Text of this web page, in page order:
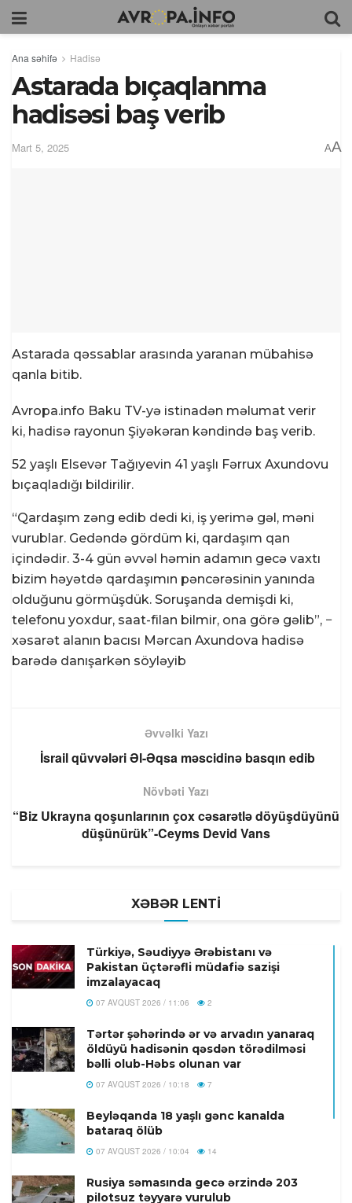
Ana səhifə Hadisə
Astarada bıçaqlanma
hadisəsi baş verib
Mart 5, 2025 AA
Astarada qəssablar arasında yaranan mübahisə
qanla bitib.
Avropa.info Baku TV-yə istinadən məlumat verir
ki, hadisə rayonun Şiyəkəran kəndində baş verib.
52 yaşlı Elsevər Tağıyevin 41 yaşlı Fərrux Axundovu
bıçaqladığı bildirilir.
“Qardaşım zəng edib dedi ki, iş yerimə gəl, məni
vurublar. Gedəndə gördüm ki, qardaşım qan
içindədir. 3-4 gün əvvəl həmin adamın gecə vaxtı
bizim həyətdə qardaşımın pəncərəsinin yanında
olduğunu görmüşdük. Soruşanda demişdi ki,
telefonu yoxdur, saat-filan bilmir, ona görə gəlib”, −
xəsarət alanın bacısı Mərcan Axundova hadisə
barədə danışarkən söyləyib
Əvvəlki Yazı
İsrail qüvvələri Əl-Əqsa məscidinə basqın edib
Növbəti Yazı
“Biz Ukrayna qoşunlarının çox cəsarətlə döyüşdüyünü
düşünürük”-Ceyms Devid Vans
XƏBƏR LENTİ
Türkiyə, Səudiyyə Ərəbistanı və
Pakistan üçtərəfli müdafiə sazişi
imzalayacaq
07 AVQUST 2026 / 11:06 2
Tərtər şəhərində ər və arvadın yanaraq
öldüyü hadisənin qəsdən törədilməsi
bəlli olub-Həbs olunan var
07 AVQUST 2026 / 10:18 7
Beyləqanda 18 yaşlı gənc kanalda
bataraq ölüb
07 AVQUST 2026 / 10:04 14
Rusiya səmasında gecə ərzində 203
pilotsuz təyyarə vurulub